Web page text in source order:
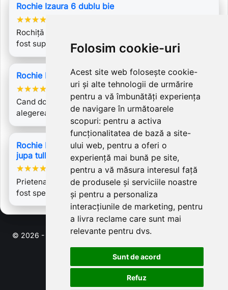
Folosim cookie-uri
Acest site web folosește cookie-
uri și alte tehnologii de urmărire
pentru a vă îmbunătăți experiența
de navigare în următoarele
scopuri: pentru a activa
funcționalitatea de bază a site-
ului web, pentru a oferi o
experiență mai bună pe site,
pentru a vă măsura interesul față
de produsele și serviciile noastre
și pentru a personaliza
interacțiunile de marketing, pentru
a livra reclame care sunt mai
relevante pentru dvs.
Sunt de acord
Refuz
Rochie Izaura 6 dublu bie
★★★★
Rochiță este superba!!!!!Materialul de calitate. Am
fost super mulțumită de rezultat.…
Rochie Loredana 4
★★★★
Cand doresti sa te simti unica aceasta rochie este
alegerea potrivita. Este foarte comoda…
Rochie Lucia, bust corset, inchidere cu fermoar,
jupa tulle, tafta
★★★★
Prietena mea a comandat acest model si culoare. A
fost spectaculoasa !!
© 2026 - Software pentru comert electronic de PrestaShop™